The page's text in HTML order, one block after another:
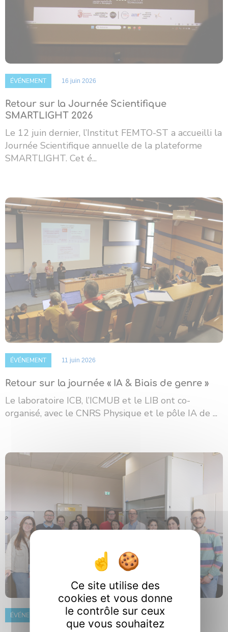
ÉVÉNEMENT 16 juin 2026
Retour sur la Journée Scientifique
SMARTLIGHT 2026
Le 12 juin dernier, l’Institut FEMTO-ST a accueilli la
Journée Scientifique annuelle de la plateforme
SMARTLIGHT. Cet é...
ÉVÉNEMENT 11 juin 2026
Retour sur la journée « IA & Biais de genre »
Le laboratoire ICB, l’ICMUB et le LIB ont co-
organisé, avec le CNRS Physique et le pôle IA de ...
ÉVÉNEMENT 8 juin 2026
Ce site utilise des
cookies et vous donne
le contrôle sur ceux
que vous souhaitez